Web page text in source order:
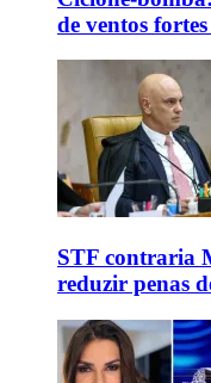
de ventos
STF contraria
reduzir penas